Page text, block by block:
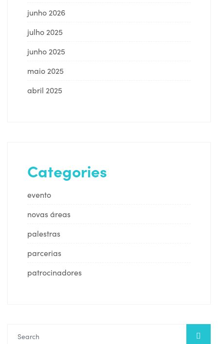
junho 2026
julho 2025
junho 2025
maio 2025
abril 2025
Categories
evento
novas áreas
palestras
parcerias
patrocinadores